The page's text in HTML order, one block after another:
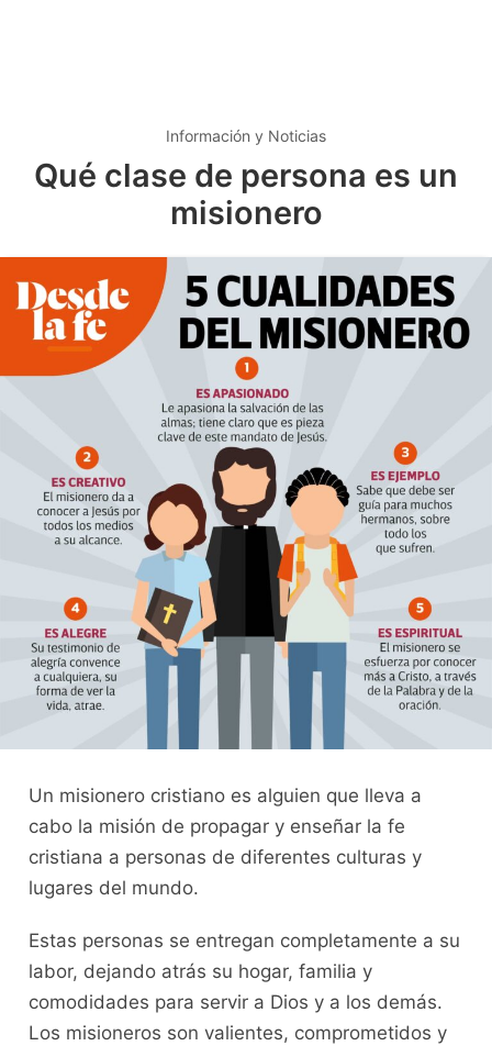
Información y Noticias
Qué clase de persona es un
misionero
Un misionero cristiano es alguien que lleva a
cabo la misión de propagar y enseñar la fe
cristiana a personas de diferentes culturas y
lugares del mundo.
Estas personas se entregan completamente a su
labor, dejando atrás su hogar, familia y
comodidades para servir a Dios y a los demás.
Los misioneros son valientes, comprometidos y